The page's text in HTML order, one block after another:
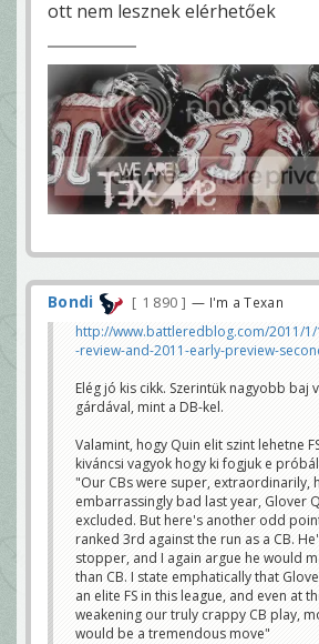
ott nem lesznek elérhetőek
Bondi 1 890 — I'm a Texan
http://www.battleredblog.com/2011/
-review-and-2011-early-preview-
Elég jó kis cikk. Szerintük nagyobb baj
gárdával, mint a DB-kel.
Valamint, hogy Quin elit szint lehetne
kiváncsi vagyok hogy ki fogjuk e
"Our CBs were super, extraordinarily,
embarrassingly bad last year, Glover
excluded. But here's another odd
ranked 3rd against the run as a CB.
stopper, and I again argue he would
than CB. I state emphatically that
an elite FS in this league, and even at
weakening our truly crappy CB play,
would be a tremendous move"